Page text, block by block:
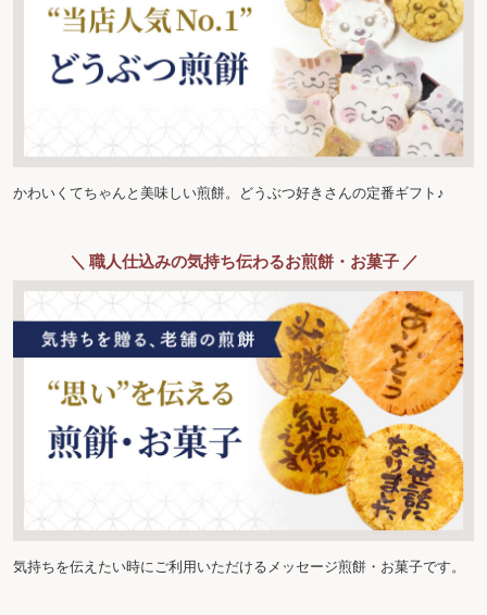
かわいくてちゃんと美味しい煎餅。どうぶつ好きさんの定番ギフト♪
＼ 職人仕込みの気持ち伝わるお煎餅・お菓子 ／
気持ちを伝えたい時にご利用いただけるメッセージ煎餅・お菓子です。